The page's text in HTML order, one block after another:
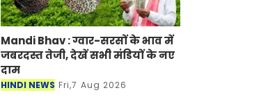
Mandi Bhav : ग्वार-सरसों के भाव में
जबरदस्त तेजी, देखें सभी मंडियों के नए
दाम
HINDI NEWS Fri,7 Aug 2026